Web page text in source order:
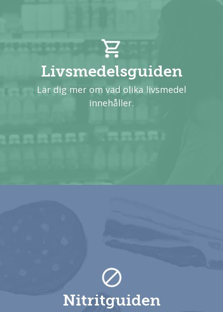
Livsmedelsguiden
Lär dig mer om vad olika livsmedel
innehåller.
Nitritguiden